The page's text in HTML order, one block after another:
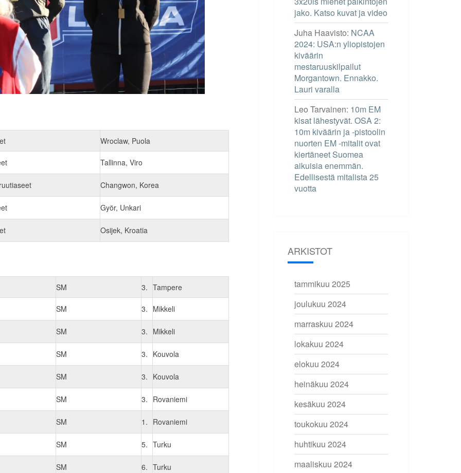
Wroclaw, Puola
Tallinna, Viro
Changwon, Korea
Györ, Unkari
Osijek, Kroatia
SM 3. Tampere
SM 3. Mikkeli
SM 3. Mikkeli
SM 3. Kouvola
SM 3. Kouvola
SM 3. Rovaniemi
SM 1. Rovaniemi
SM 5. Turku
SM 6. Turku
jako. Katso kuvat ja video
Juha Haavisto: NCAA
2024: USA:n yliopistojen
kiväärin
mestaruuskilpailut
Morgantown. Ennakko.
Lauri varalla
Leo Tarvainen: 10m EM
kisat lähestyvät. OSA 2:
10m kiväärin ja -pistoolin
nuorten EM -mitalit ovat
kiertäneet Suomea
aikuisia enemmän.
Edellisestä mitalista 25
vuotta
ARKISTOT
tammikuu 2025
joulukuu 2024
marraskuu 2024
lokakuu 2024
elokuu 2024
heinäkuu 2024
kesäkuu 2024
toukokuu 2024
huhtikuu 2024
maaliskuu 2024